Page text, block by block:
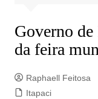
Governo
da feira
Raphaell Feitosa
Itapaci